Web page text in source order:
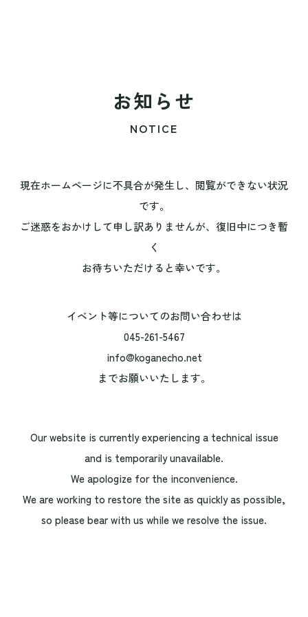
お知らせ
NOTICE
現在ホームページに不具合が発生し、閲覧ができない状況
です。
ご迷惑をおかけして申し訳ありませんが、復旧中につき暫
く
お待ちいただけると幸いです。
イベント等についてのお問い合わせは
045-261-5467
info@koganecho.net
までお願いいたします。
Our website is currently experiencing a technical issue
and is temporarily unavailable.
We apologize for the inconvenience.
We are working to restore the site as quickly as possible,
so please bear with us while we resolve the issue.